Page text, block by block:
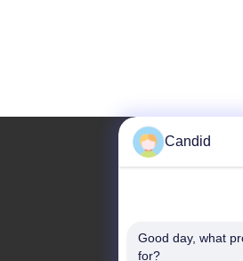
বিল্ডিং বি৮, হুয়াচুয়াং
Candid
Good day, what
for?